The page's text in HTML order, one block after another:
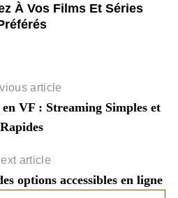
À Vos Films Et Séries
article
VF : Streaming Simples et
Rapides
article
options accessibles en ligne